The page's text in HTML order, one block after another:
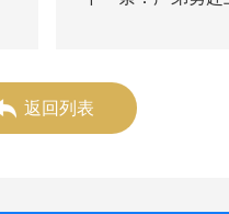
返回列表